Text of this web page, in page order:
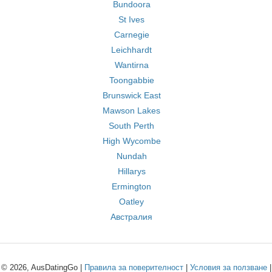
Bundoora
St Ives
Carnegie
Leichhardt
Wantirna
Toongabbie
Brunswick East
Mawson Lakes
South Perth
High Wycombe
Nundah
Hillarys
Ermington
Oatley
Австралия
© 2026, AusDatingGo | Правила за поверителност| Условия за ползване|